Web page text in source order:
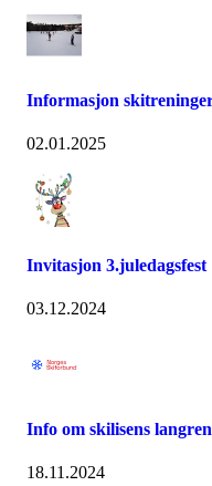
Informasjon
02.01.2025
Invitasjon 3.juledagsfest
03.12.2024
Info om skilisens
18.11.2024